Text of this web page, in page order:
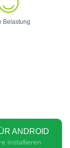
Belastung
ANDROID
installieren